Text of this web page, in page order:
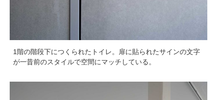
1階の階段下につくられたトイレ。扉に貼られたサインの文字
が一昔前のスタイルで空間にマッチしている。